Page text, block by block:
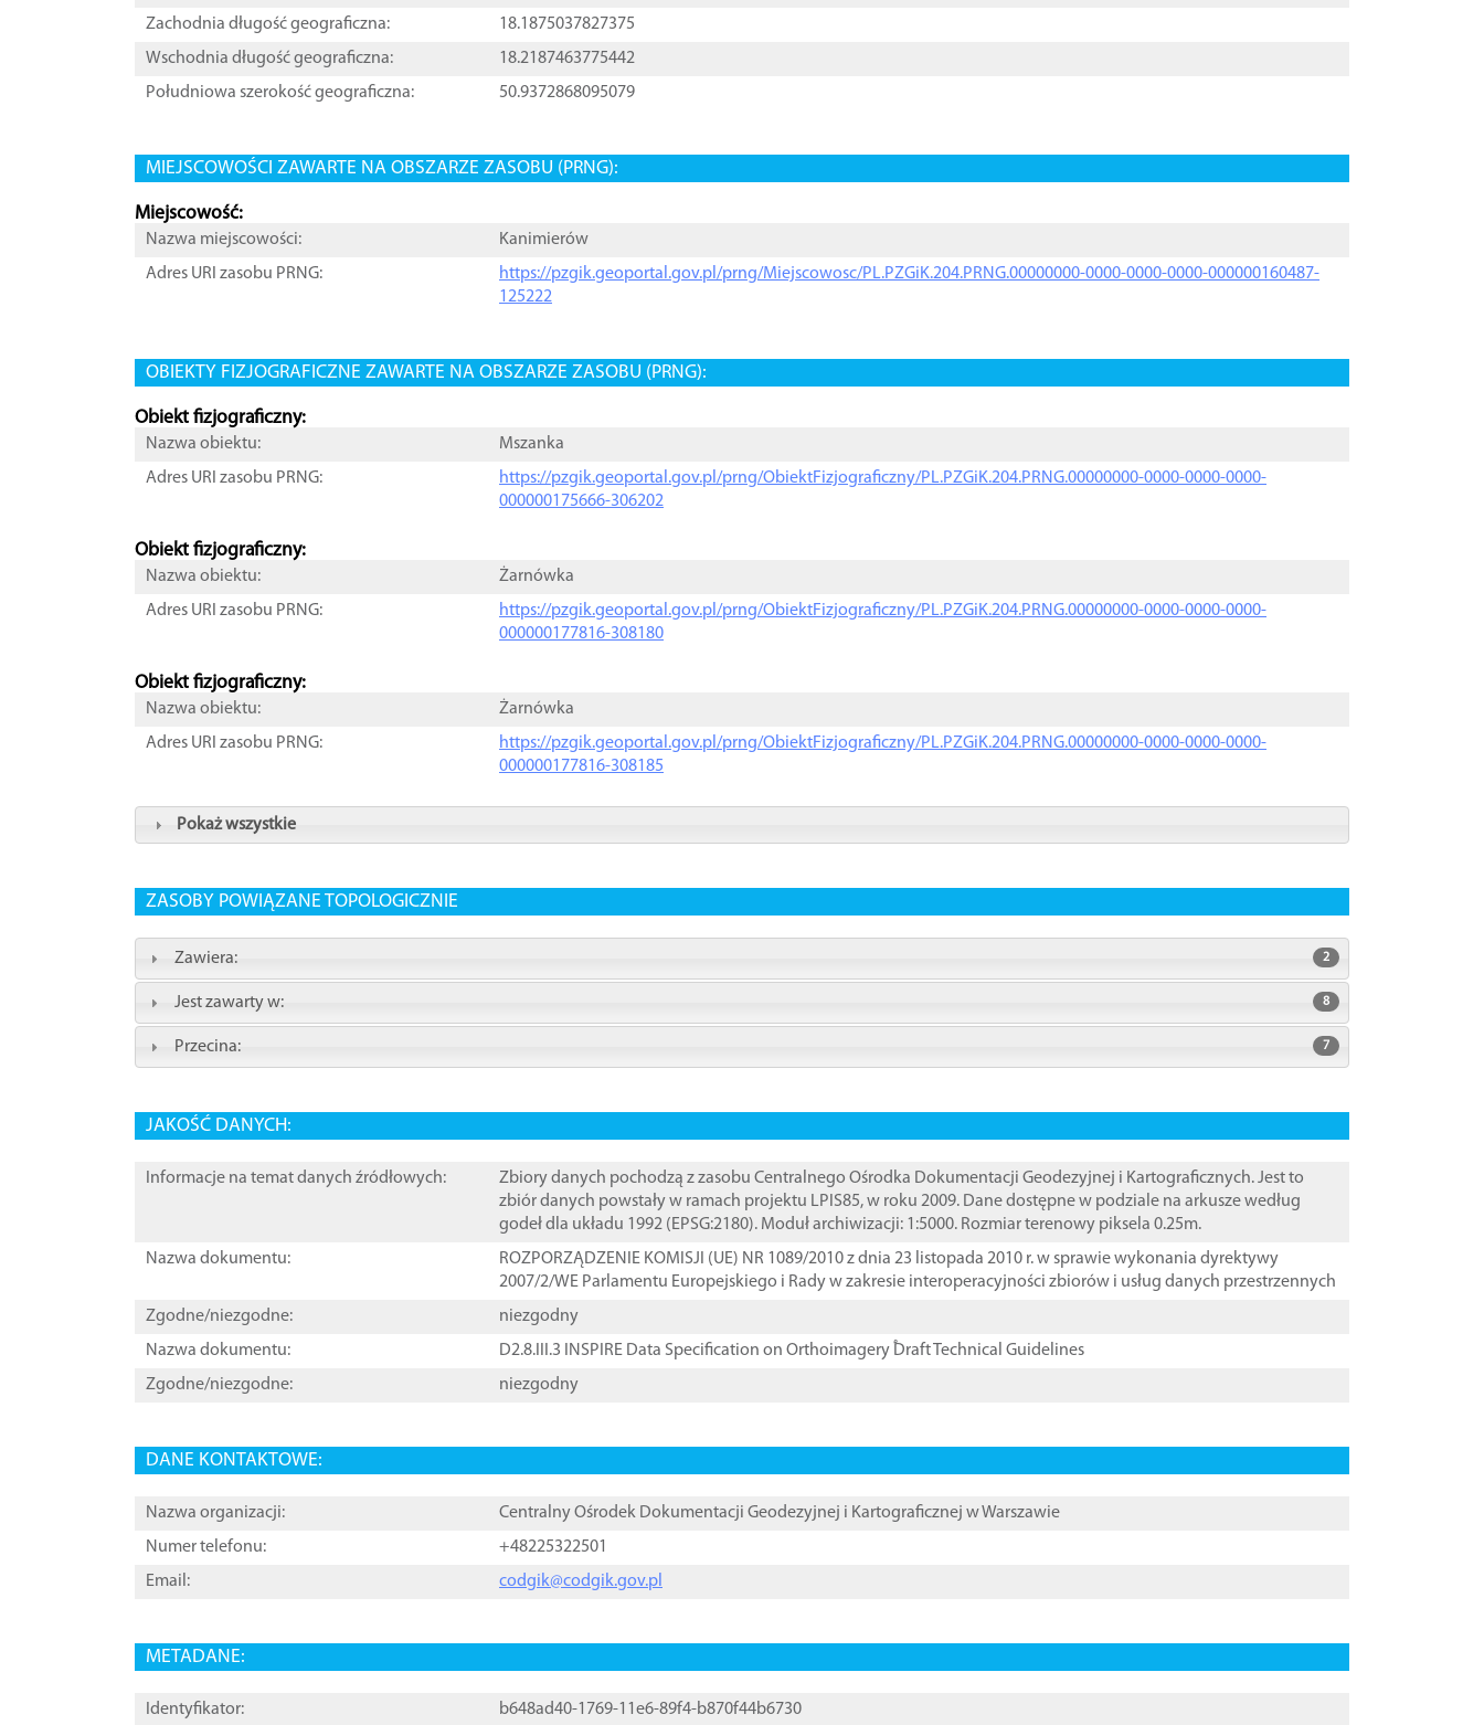
Zachodnia długość geograficzna:
18.1875037827375
Wschodnia długość geograficzna:
18.2187463775442
Południowa szerokość geograficzna:
50.9372868095079
MIEJSCOWOŚCI ZAWARTE NA OBSZARZE ZASOBU (PRNG):
Miejscowość:
Nazwa miejscowości:
Kanimierów
Adres URI zasobu PRNG:
https://pzgik.geoportal.gov.pl/prng/Miejscowosc/PL.PZGiK.204.PRNG.00000000-0000-0000-0000-000000160487-
125222
OBIEKTY FIZJOGRAFICZNE ZAWARTE NA OBSZARZE ZASOBU (PRNG):
Obiekt fizjograficzny:
Nazwa obiektu:
Mszanka
Adres URI zasobu PRNG:
https://pzgik.geoportal.gov.pl/prng/ObiektFizjograficzny/PL.PZGiK.204.PRNG.00000000-0000-0000-0000-
000000175666-306202
Obiekt fizjograficzny:
Nazwa obiektu:
Żarnówka
Adres URI zasobu PRNG:
https://pzgik.geoportal.gov.pl/prng/ObiektFizjograficzny/PL.PZGiK.204.PRNG.00000000-0000-0000-0000-
000000177816-308180
Obiekt fizjograficzny:
Nazwa obiektu:
Żarnówka
Adres URI zasobu PRNG:
https://pzgik.geoportal.gov.pl/prng/ObiektFizjograficzny/PL.PZGiK.204.PRNG.00000000-0000-0000-0000-
000000177816-308185
Pokaż wszystkie
ZASOBY POWIĄZANE TOPOLOGICZNIE
Zawiera: 2
Jest zawarty w: 8
Przecina: 7
JAKOŚĆ DANYCH:
Informacje na temat danych źródłowych:
Zbiory danych pochodzą z zasobu Centralnego Ośrodka Dokumentacji Geodezyjnej i Kartograficznych. Jest to
zbiór danych powstały w ramach projektu LPIS85, w roku 2009. Dane dostępne w podziale na arkusze według
godeł dla układu 1992 (EPSG:2180). Moduł archiwizacji: 1:5000. Rozmiar terenowy piksela 0.25m.
Nazwa dokumentu:
ROZPORZĄDZENIE KOMISJI (UE) NR 1089/2010 z dnia 23 listopada 2010 r. w sprawie wykonania dyrektywy
2007/2/WE Parlamentu Europejskiego i Rady w zakresie interoperacyjności zbiorów i usług danych przestrzennych
Zgodne/niezgodne:
niezgodny
Nazwa dokumentu:
D2.8.III.3 INSPIRE Data Specification on Orthoimagery ֠Draft Technical Guidelines
Zgodne/niezgodne:
niezgodny
DANE KONTAKTOWE:
Nazwa organizacji:
Centralny Ośrodek Dokumentacji Geodezyjnej i Kartograficznej w Warszawie
Numer telefonu:
+48225322501
Email:
codgik@codgik.gov.pl
METADANE:
Identyfikator: b648ad40-1769-11e6-89f4-b870f44b6730